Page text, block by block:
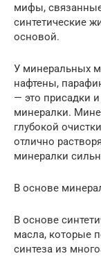
мифы,
синтетические
основой.
У минеральных
нафтены,
— это присадки
минералки.
глубокой
отлично
минералки
В основе
В основе
масла, которые
синтеза из